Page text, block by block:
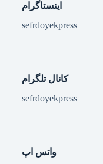
اینستاگرام
sefrdoyekpress
کانال تلگرام
sefrdoyekpress
واتس اپ